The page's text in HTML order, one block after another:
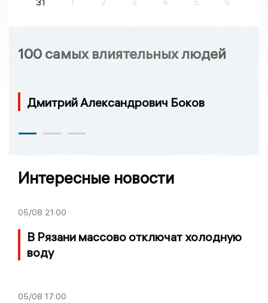
100 самых влиятельных людей
Дмитрий Александрович Боков
Интересные новости
05/08 21:00
В Рязани массово отключат холодную
воду
05/08 17:00